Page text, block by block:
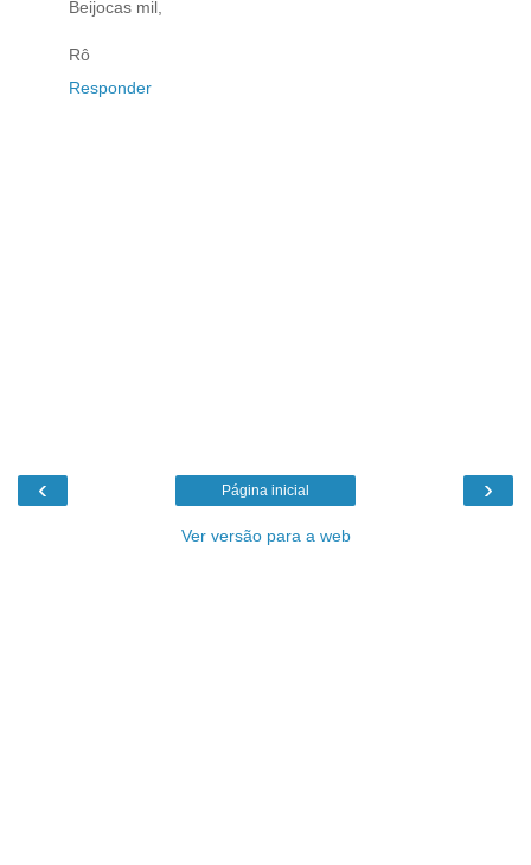
Beijocas mil,
Rô
Responder
‹ ›
Página inicial
Ver versão para a web